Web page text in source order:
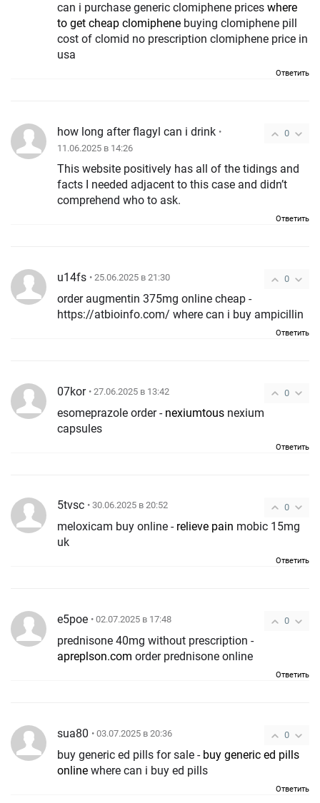
can i purchase generic clomiphene prices where
to get cheap clomiphene buying clomiphene pill
cost of clomid no prescription clomiphene price in
usa
Ответить
0
how long after flagyl can i drink •
11.06.2025 в 14:26
This website positively has all of the tidings and
facts I needed adjacent to this case and didn’t
comprehend who to ask.
Ответить
0
u14fs • 25.06.2025 в 21:30
order augmentin 375mg online cheap -
https://atbioinfo.com/ where can i buy ampicillin
Ответить
0
07kor • 27.06.2025 в 13:42
esomeprazole order - nexiumtous
capsules
Ответить
0
5tvsc • 30.06.2025 в 20:52
meloxicam buy online - relieve pain
uk
Ответить
0
e5poe • 02.07.2025 в 17:48
prednisone 40mg without prescription -
apreplson.com order prednisone online
Ответить
0
sua80 • 03.07.2025 в 20:36
buy generic ed pills for sale - buy generic ed pills
online where can i buy ed pills
Ответить